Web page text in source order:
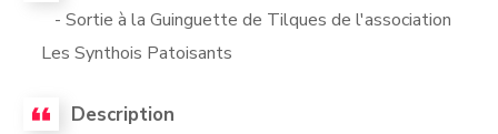
- Sortie à la Guinguette de Tilques de l'association
Les Synthois Patoisants
Description